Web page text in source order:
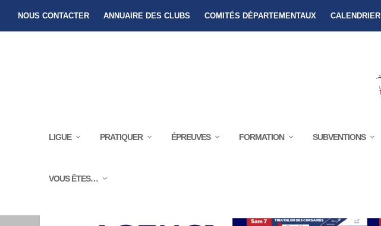
NOUS CONTACTER ANNUAIRE DES CLUBS COMITÉS DÉPARTEMENTAUX CALENDRIER
LIGUE PRATIQUER ÉPREUVES FORMATION SUBVENTIONS
VOUS ÊTES…